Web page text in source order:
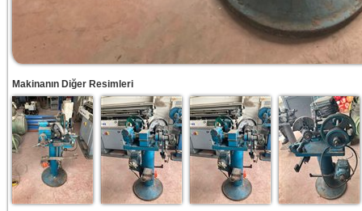
Makinanın Diğer Resimleri